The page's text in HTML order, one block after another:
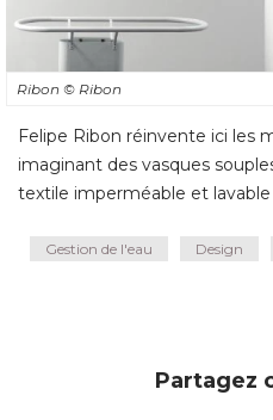
Ribon © Ribon
Felipe Ribon réinvente ici les
imaginant des vasques
textile imperméable et
Gestion de l'eau Design
Partagez